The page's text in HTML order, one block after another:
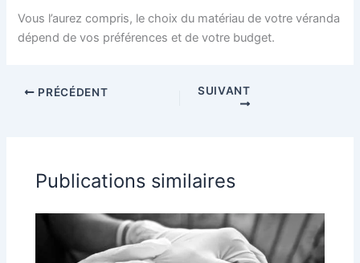
Vous l’aurez compris, le choix du matériau de votre véranda
dépend de vos préférences et de votre budget.
PRÉCÉDENT SUIVANT
Publications similaires